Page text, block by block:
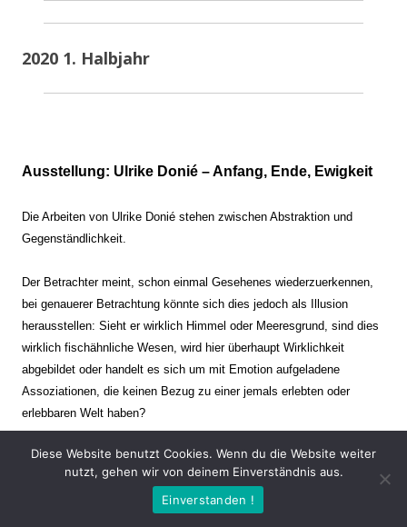
2020 1. Halbjahr
Ausstellung: Ulrike Donié – Anfang, Ende, Ewigkeit
Die Arbeiten von Ulrike Donié stehen zwischen Abstraktion und
Gegenständlichkeit.
Der Betrachter meint, schon einmal Gesehenes wiederzuerkennen,
bei genauerer Betrachtung könnte sich dies jedoch als Illusion
herausstellen: Sieht er wirklich Himmel oder Meeresgrund, sind dies
wirklich fischähnliche Wesen, wird hier überhaupt Wirklichkeit
abgebildet oder handelt es sich um mit Emotion aufgeladene
Assoziationen, die keinen Bezug zu einer jemals erlebten oder
erlebbaren Welt haben?
Verharren und Dynamik stehen sich dabei gegenüber. Zeit steht still
oder verrinnt im Nu. Es soll dabei eine Spannung, auch farblich, bis
zur Schmerzgrenze erzeugt werden. Die Arbeiten stellen ambivalente
Diese Website benutzt Cookies. Wenn du die Website weiter
nutzt, gehen wir von deinem Einverständnis aus.
Einverstanden !